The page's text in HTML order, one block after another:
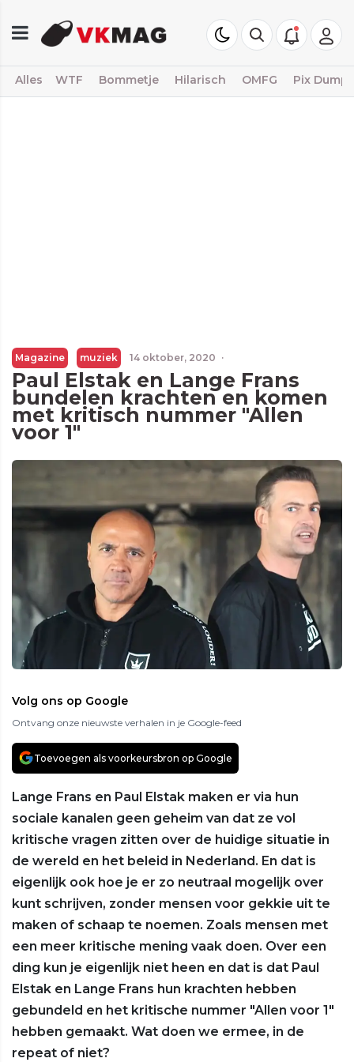
Alles WTF Bommetje Hilarisch OMFG Pix Dump
Magazine muziek 14 oktober, 2020 ·
Paul Elstak en Lange Frans
bundelen krachten en komen
met kritisch nummer "Allen
voor 1"
Volg ons op Google
Ontvang onze nieuwste verhalen in je Google-feed
Toevoegen als voorkeursbron op Google
Lange Frans en Paul Elstak maken er via hun
sociale kanalen geen geheim van dat ze vol
kritische vragen zitten over de huidige situatie in
de wereld en het beleid in Nederland. En dat is
eigenlijk ook hoe je er zo neutraal mogelijk over
kunt schrijven, zonder mensen voor gekkie uit te
maken of schaap te noemen. Zoals mensen met
een meer kritische mening vaak doen. Over een
ding kun je eigenlijk niet heen en dat is dat Paul
Elstak en Lange Frans hun krachten hebben
gebundeld en het kritische nummer "Allen voor 1"
hebben gemaakt. Wat doen we ermee, in de
repeat of niet?